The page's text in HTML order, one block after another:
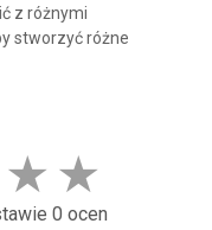
z różnymi
stworzyć różne
★ ★
0 ocen